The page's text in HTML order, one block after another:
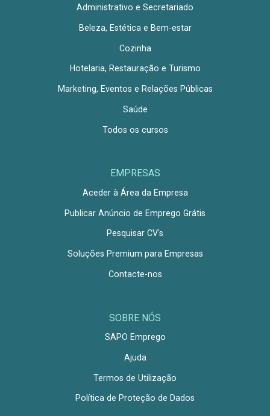
Administrativo e Secretariado
Beleza, Estética e Bem-estar
Cozinha
Hotelaria, Restauração e Turismo
Marketing, Eventos e Relações Públicas
Saúde
Todos os cursos
EMPRESAS
Aceder à Área da Empresa
Publicar Anúncio de Emprego Grátis
Pesquisar CV's
Soluções Premium para Empresas
Contacte-nos
SOBRE NÓS
SAPO Emprego
Ajuda
Termos de Utilização
Política de Proteção de Dados